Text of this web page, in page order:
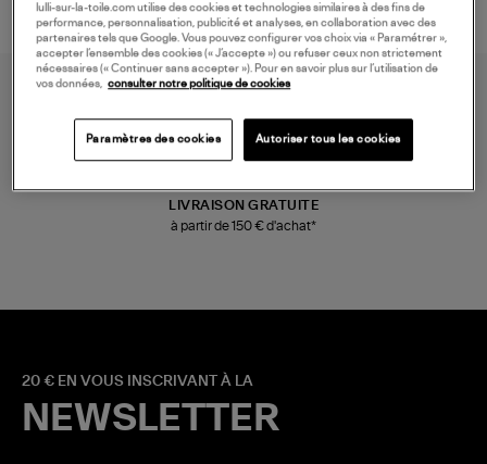
LIVRAISON GRATUITE
à partir de 150 € d'achat*
20 € EN VOUS INSCRIVANT À LA
NEWSLETTER
lulli-sur-la-toile.com utilise des cookies et technologies similaires à des fins de
performance, personnalisation, publicité et analyses, en collaboration avec des
partenaires tels que Google. Vous pouvez configurer vos choix via « Paramétrer »,
accepter l’ensemble des cookies (« J’accepte ») ou refuser ceux non strictement
nécessaires (« Continuer sans accepter »). Pour en savoir plus sur l’utilisation de
vos données,
consulter notre politique de cookies
Paramètres des cookies Autoriser tous les cookies